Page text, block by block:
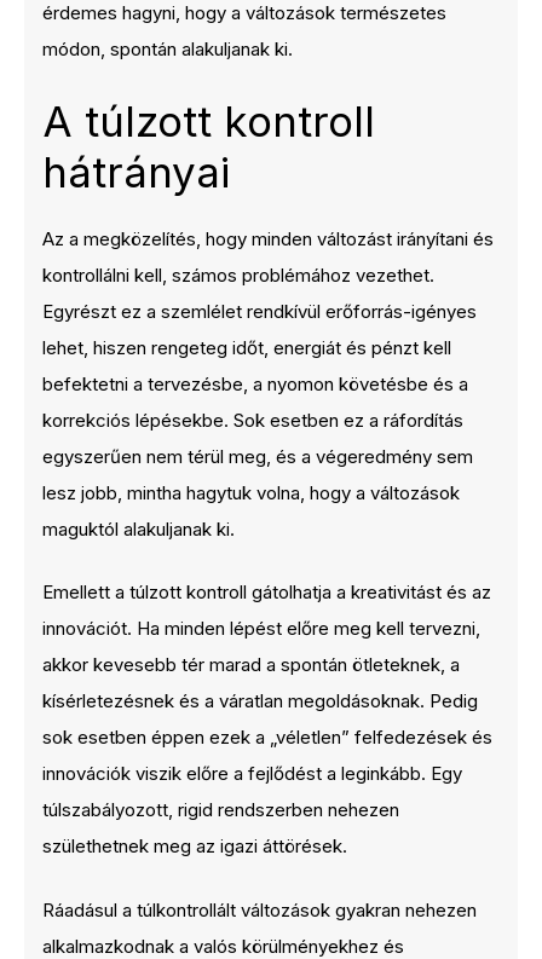
érdemes hagyni, hogy a változások természetes
módon, spontán alakuljanak ki.
A túlzott kontroll
hátrányai
Az a megközelítés, hogy minden változást irányítani és
kontrollálni kell, számos problémához vezethet.
Egyrészt ez a szemlélet rendkívül erőforrás-igényes
lehet, hiszen rengeteg időt, energiát és pénzt kell
befektetni a tervezésbe, a nyomon követésbe és a
korrekciós lépésekbe. Sok esetben ez a ráfordítás
egyszerűen nem térül meg, és a végeredmény sem
lesz jobb, mintha hagytuk volna, hogy a változások
maguktól alakuljanak ki.
Emellett a túlzott kontroll gátolhatja a kreativitást és az
innovációt. Ha minden lépést előre meg kell tervezni,
akkor kevesebb tér marad a spontán ötleteknek, a
kísérletezésnek és a váratlan megoldásoknak. Pedig
sok esetben éppen ezek a „véletlen” felfedezések és
innovációk viszik előre a fejlődést a leginkább. Egy
túlszabályozott, rigid rendszerben nehezen
születhetnek meg az igazi áttörések.
Ráadásul a túlkontrollált változások gyakran nehezen
alkalmazkodnak a valós körülményekhez és